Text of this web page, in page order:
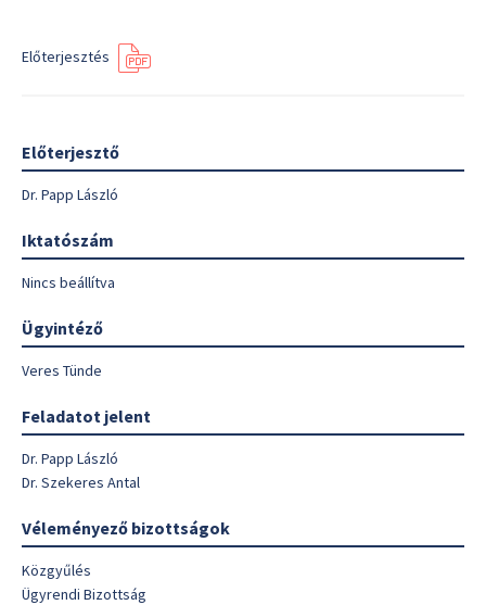
Előterjesztés
Előterjesztő
Dr. Papp László
Iktatószám
Nincs beállítva
Ügyintéző
Veres Tünde
Feladatot jelent
Dr. Papp László
Dr. Szekeres Antal
Véleményező bizottságok
Közgyűlés
Ügyrendi Bizottság